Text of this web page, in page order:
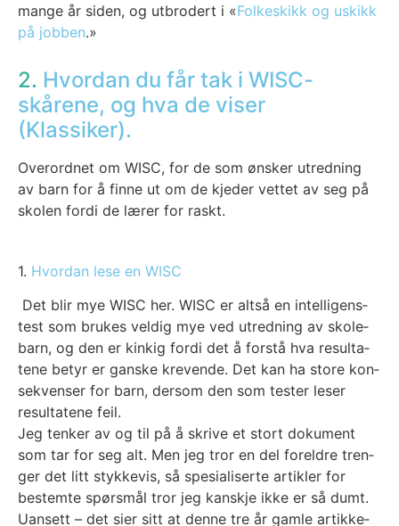
man­ge år siden, og utbro­dert i «Folke­skikk og uskikk
på job­ben.»
2. Hvordan du får tak i WISC-
skårene, og hva de viser
(Klassiker).
Over­ord­net om WISC, for de som øns­ker utred­ning
av barn for å fin­ne ut om de kje­der vet­tet av seg på
sko­len for­di de lærer for raskt.
1. Hvor­dan lese en WISC
Det blir mye WISC her. WISC er alt­så en intel­li­gens­
test som bru­kes vel­dig mye ved utred­ning av skole­
barn, og den er kin­kig for­di det å for­stå hva resul­ta­
te­ne betyr er gans­ke kre­ven­de. Det kan ha sto­re kon­
se­kven­ser for barn, der­som den som tes­ter leser
resul­ta­te­ne feil.
Jeg ten­ker av og til på å skri­ve et stort doku­ment
som tar for seg alt. Men jeg tror en del for­eld­re tren­
ger det litt stykke­vis, så spe­sia­li­ser­te artik­ler for
bestem­te spørs­mål tror jeg kan­skje ikke er så dumt.
Uan­sett – det sier sitt at den­ne tre år gam­le artik­ke­